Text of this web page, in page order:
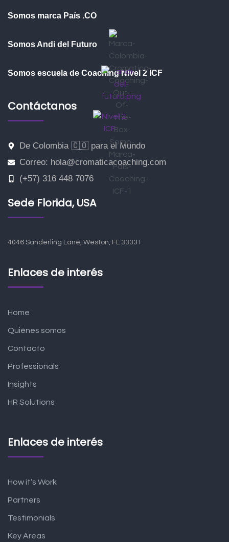
Somos marca País .CO
Somos Andi del Futuro
Somos escuela de Coaching Nivel 2 ICF
Contáctanos
De Colombia 🇨🇴 para el Mundo
Correo: hola@cromaticacoaching.com
(+57) 316 448 7076
Sede Florida, USA
4046 Sanderling Lane, Weston, FL 33331
Enlaces de interés
Home
Quiénes somos
Contacto
Professionals
Insights
HR Solutions
Enlaces de interés
How it’s Work
Partners
Testimonials
Key Areas